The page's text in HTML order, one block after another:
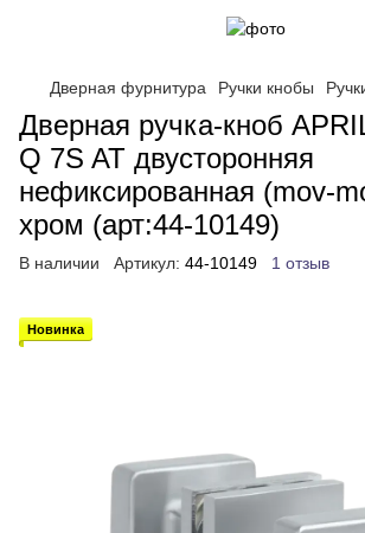
Дверная фурнитура Ручки кнобы
Дверная ручка-кноб
Q 7S AT двусторонняя
нефиксированная (mov-
хром (арт:44-10149)
В наличии Артикул: 44-10149 1 отзыв
Новинка